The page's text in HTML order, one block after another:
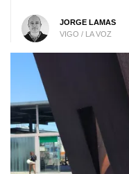
JORGE LAMAS
VIGO / LA VOZ